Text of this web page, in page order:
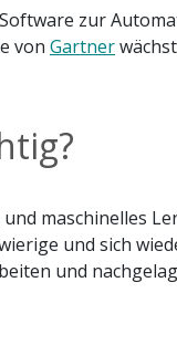
zur
von Gartner
maschinelles
und sich
und